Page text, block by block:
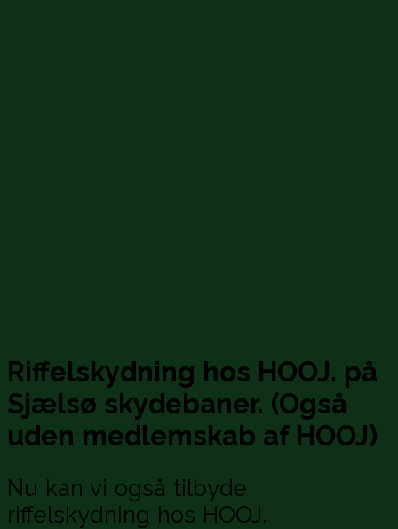
Riffelskydning hos HOOJ. på
Sjælsø skydebaner. (Også
uden medlemskab af HOOJ)
Nu kan vi også tilbyde
riffelskydning hos HOOJ.